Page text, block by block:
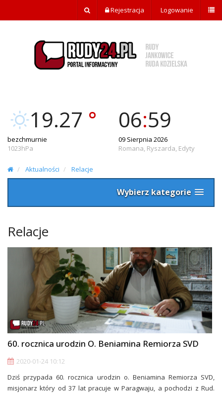
Rejestracja Logowanie
19.27 °
bezchmurnie
1023hPa
06:59
09 Sierpnia 2026
Romana, Ryszarda, Edyty
Aktualności Relacje
Wybierz kategorie
Relacje
60. rocznica urodzin O. Beniamina Remiorza SVD
2020-01-24 10:12
Dziś przypada 60. rocznica urodzin o. Beniamina Remiorza SVD,
misjonarz który od 37 lat pracuje w Paragwaju, a pochodzi z Rud.